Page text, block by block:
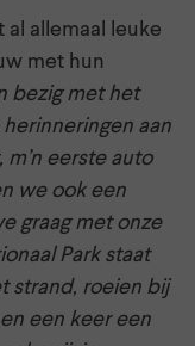
allemaal leuke
met hun
bezig met het
aan
eerste auto
we ook een
graag met onze
Park staat
strand, roeien bij
een keer een